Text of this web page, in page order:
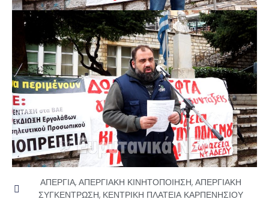
ΑΠΕΡΓΙΑ, ΑΠΕΡΓΙΑΚΗ ΚΙΝΗΤΟΠΟΙΗΣΗ, ΑΠΕΡΓΙΑΚΗ
ΣΥΓΚΕΝΤΡΩΣΗ, ΚΕΝΤΡΙΚΗ ΠΛΑΤΕΙΑ ΚΑΡΠΕΝΗΣΙΟΥ